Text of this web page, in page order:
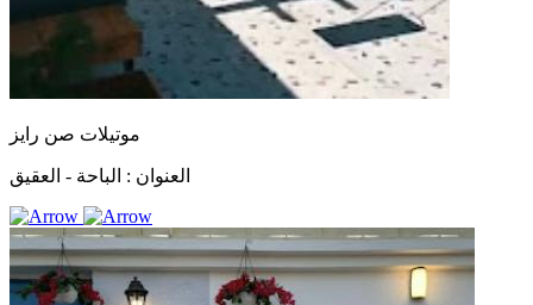
موتيلات صن رايز
العنوان : الباحة - العقيق